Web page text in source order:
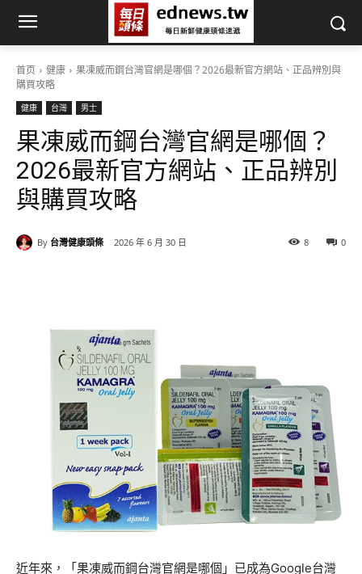
首页 健康
果凍威而鋼台灣官網是哪個？2026最新官方網站、正品辨別與
購買攻略
健康 台灣 男士
果凍威而鋼台灣官網是哪個？
2026最新官方網站、正品辨別
與購買攻略
By 台灣健康頭條 2026 年 6 月 30 日 0
8
近年來，「果凍威而鋼台灣官網是哪個」已成為Google台灣